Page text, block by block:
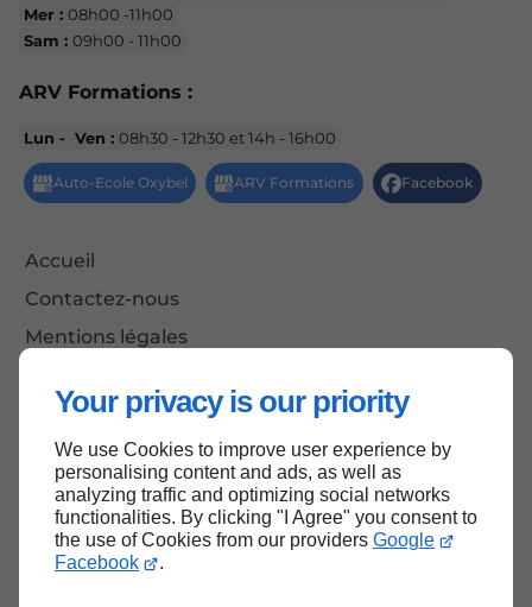
Your privacy is our priority
We use Cookies to improve user experience by
personalising content and ads, as well as
analyzing traffic and optimizing social networks
functionalities. By clicking "I Agree" you consent to
the use of Cookies from our providers Google
Facebook
.
Mer :08h00 -11h00
Sam :09h00 - 11h00
ARV Formations :
Lun - Ven :08h30 - 12h30 et 14h - 16h00
Accueil
Contactez-nous
Mentions légales
Haut de page